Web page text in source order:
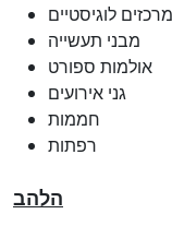
מרכזים לוגיסטיים
מבני תעשייה
אולמות ספורט
גני אירועים
חממות
רפתות
הלהב